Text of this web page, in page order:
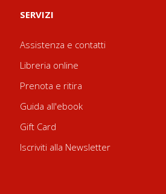
SERVIZI
Assistenza e contatti
Libreria online
Prenota e ritira
Guida all'ebook
Gift Card
Iscriviti alla Newsletter